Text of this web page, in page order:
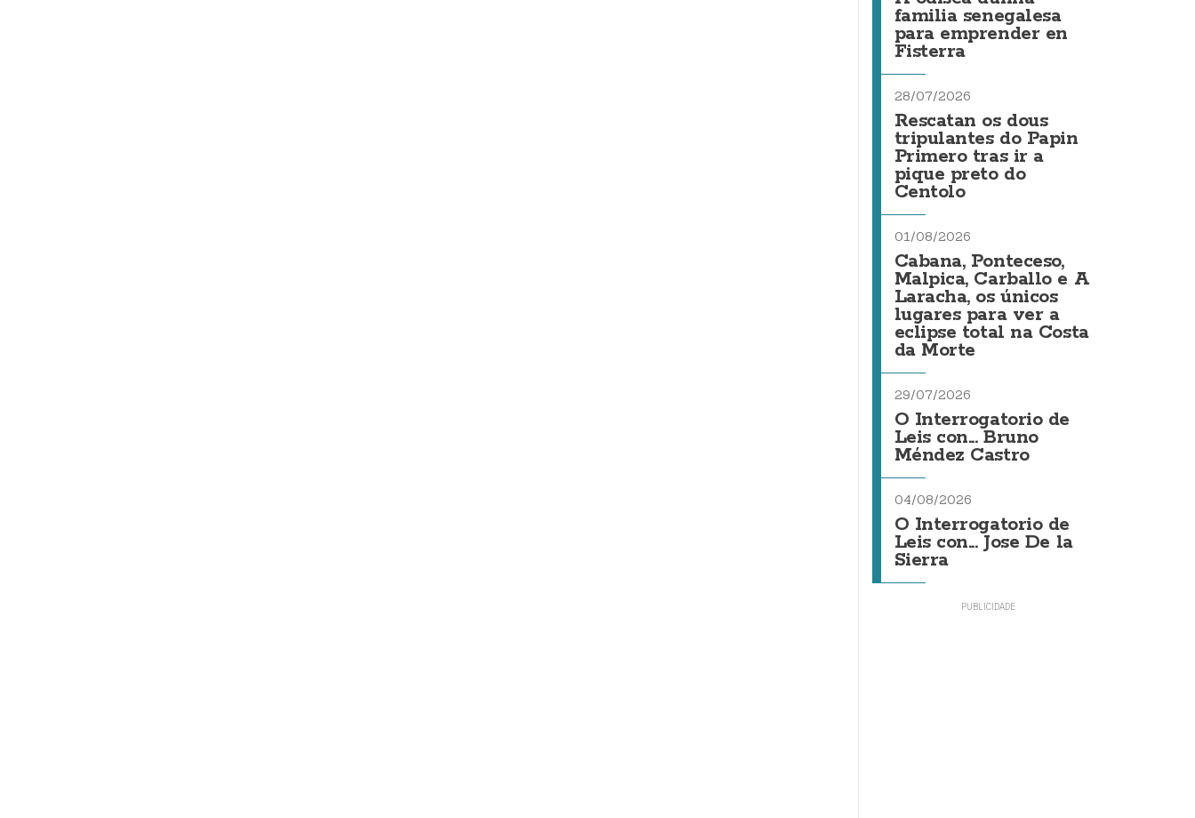
familia senegalesa
para emprender en
Fisterra
28/07/2026
Rescatan os dous
tripulantes do Papin
Primero tras ir a
pique preto do
Centolo
01/08/2026
Cabana, Ponteceso,
Malpica, Carballo e A
Laracha, os únicos
lugares para ver a
eclipse total na Costa
da Morte
29/07/2026
O Interrogatorio de
Leis con... Bruno
Méndez Castro
04/08/2026
O Interrogatorio de
Leis con... Jose De la
Sierra